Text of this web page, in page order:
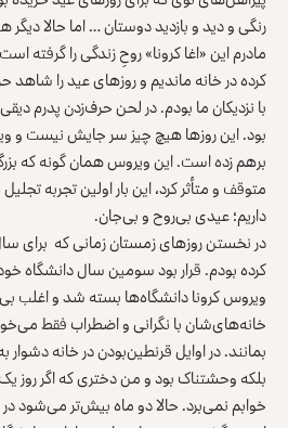
رنگی و دید و بازدید دوستان … اما حالا
مادرم این «اغا کرونا» روحِ زندگی را گرفته
کرده در خانه ماندیم و روزهای عید را
با نزدیکان ما بودم. در لحن حرف‌زدن پدرم
برهم زده است. این ویروس همان گونه که
متوقف و متأثر کرد، این بار اولین تجربه
داریم؛ عیدی بی‌روح و بی‌جان.
در نخستن روزهای زمستان زمانی که برای
کرده بودم. قرار بود سومین سال دانشگاه
ویروس کرونا دانشگاه‌ها بسته شد و اغلب
خانه‌های‌شان با نگرانی و اضطراب فقط
بمانند. در اوایل قرنطین‌بودن در خانه
بلکه وحشتناک بود و من دختری که اگر روز
خوابم نمی‌برد. حالا دو ماه بیش‌تر می‌شود